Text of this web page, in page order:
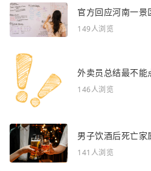
官方回应河南一景
149人浏览
外卖员总结最不能
146人浏览
男子饮酒后死亡家
141人浏览